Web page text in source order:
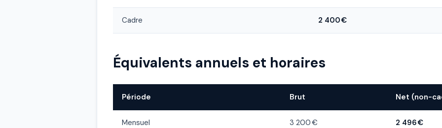
Cadre 2 400 €
Équivalents annuels et horaires
Période Brut Net (non-
Mensuel 3 200 € 2 496 €